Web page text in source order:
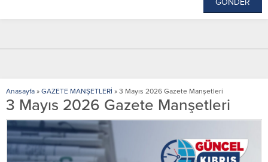
Anasayfa » GAZETE MANŞETLERİ » 3 Mayıs 2026 Gazete Manşetleri
3 Mayıs 2026 Gazete Manşetleri